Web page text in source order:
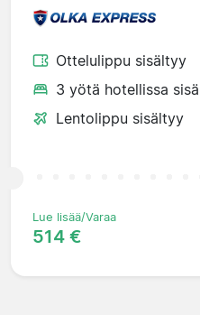
Ottelulippu sisältyy
3 yötä hotellissa
Lentolippu sisältyy
Lue lisää/Varaa
514 €